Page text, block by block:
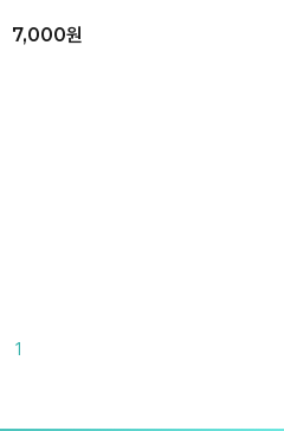
7,000원
1